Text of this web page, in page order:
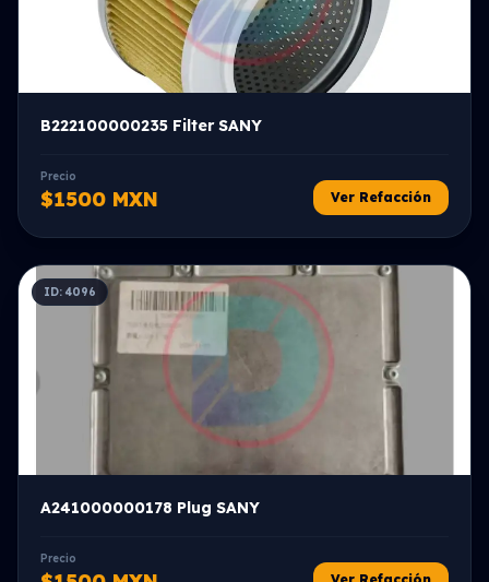
B222100000235 Filter SANY
Precio
$1500 MXN Ver Refacción
ID: 4096
A241000000178 Plug SANY
Precio